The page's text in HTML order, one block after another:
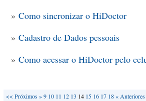
» Como sincronizar o HiDoctor
» Cadastro de Dados pessoais
» Como acessar o HiDoctor pelo
<< Próximos »9 10 11 12 13 14 15 16 17 18« Anteriores